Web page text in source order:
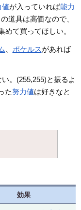
値が入っていれば能力
道具は高価なので、
めて買ってほしい。
ポケルスがあれば
。(255,255)と振るよ
た努力値は好きなと
効果